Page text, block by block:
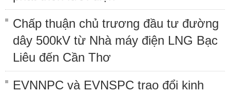
Chấp thuận chủ trương đầu tư đường
dây 500kV từ Nhà máy điện LNG Bạc
Liêu đến Cần Thơ
EVNNPC và EVNSPC trao đổi kinh